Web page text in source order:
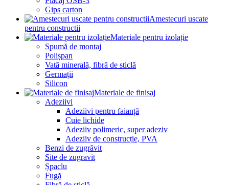
Gips carton
Amestecuri uscate
pentru constructii
Materiale pentru izolație
Spumă de montaj
Polișpan
Vată minerală, fibră de sticlă
Germații
Silicon
Materiale de finisaj
Adeziivi
Adeziivi pentru faianță
Cuie lichide
Adeziiv polimeric, super adeziv
Adeziiv de construcție, PVA
Benzi de zugrăvit
Site de zugravit
Șpaclu
Fugă